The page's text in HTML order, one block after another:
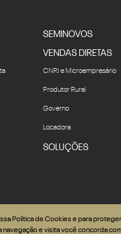
SEMINOVOS
VENDAS DIRETAS
CNPJ e Microempresário
Produtor Rural
Governo
Locadora
SOLUÇÕES
Política de Cookies e para
navegação e visita você concorda